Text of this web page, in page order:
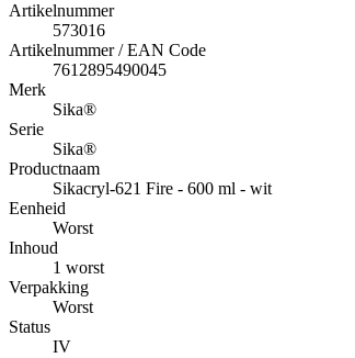
Artikelnummer
573016
Artikelnummer / EAN Code
7612895490045
Merk
Sika®
Serie
Sika®
Productnaam
Sikacryl-621 Fire - 600 ml - wit
Eenheid
Worst
Inhoud
1 worst
Verpakking
Worst
Status
IV